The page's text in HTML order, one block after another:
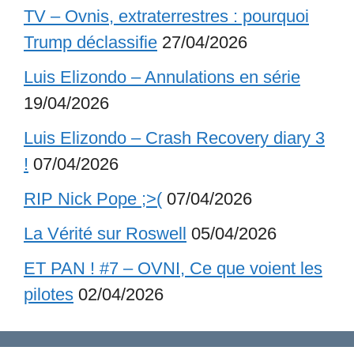
TV – Ovnis, extraterrestres : pourquoi
Trump déclassifie 27/04/2026
Luis Elizondo – Annulations en série
19/04/2026
Luis Elizondo – Crash Recovery diary 3
! 07/04/2026
RIP Nick Pope ;>( 07/04/2026
La Vérité sur Roswell 05/04/2026
ET PAN ! #7 – OVNI, Ce que voient les
pilotes 02/04/2026